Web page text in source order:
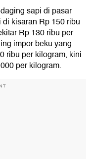
sapi di pasar
kisaran Rp 150 ribu
Rp 130 ribu per
impor beku yang
ribu per kilogram, kini
per kilogram.